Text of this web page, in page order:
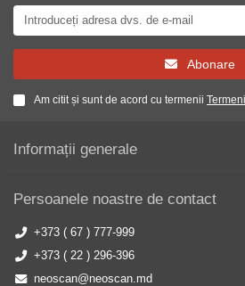
Abonare
Am citit și sunt de acord cu termenii
Informații generale
Persoanele noastre de contact
+373 ( 67 ) 777-999
+373 ( 22 ) 296-396
neoscan@neoscan.md